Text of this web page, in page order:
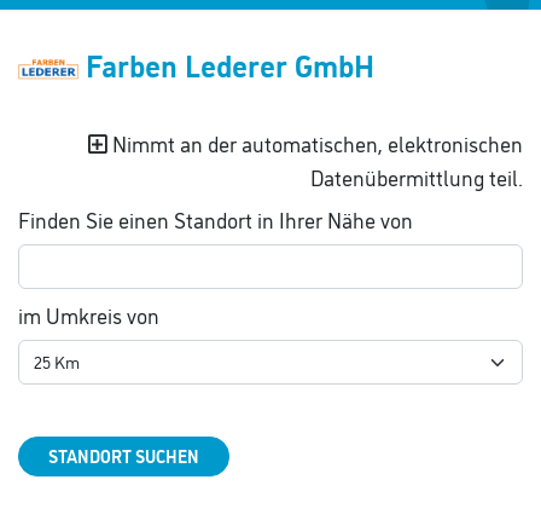
Farben Lederer GmbH
Nimmt an der automatischen, elektronischen
Datenübermittlung teil.
Finden Sie einen Standort in Ihrer Nähe von
im Umkreis von
STANDORT SUCHEN